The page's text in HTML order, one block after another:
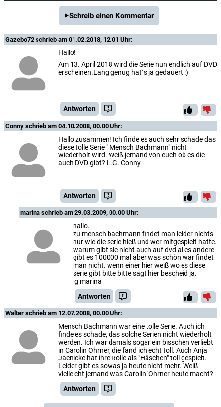
Schreib einen Kommentar
Gazebo72 schrieb am 01.02.2018, 12.01 Uhr:
Hallo!
Am 13. April 2018 wird die Serie nun endlich auf DVD
erscheinen.Lang genug hat´s ja gedauert :)
Antworten
Conny schrieb am 04.10.2008, 00.00 Uhr:
Hallo zusammen! Ich finde es auch sehr schade das
diese tolle Serie " Mensch Bachmann" nicht
wiederholt wird. Weiß jemand von euch ob es die
auch DVD gibt? L.G. Conny
Antworten
marina schrieb am 29.03.2009, 00.00 Uhr:
hallo.
zu mensch bachmann findet man leider nichts
nur wie die serie hieß und wer mitgespielt hatte.
warum gibt sie nicht auch auf dvd alles andere
gibt es 100000 mal aber was schön war findet
man nicht. wenn einer hier weiß wo es diese
serie gibt bitte bitte sagt hier bescheid ja.
lg marina
Antworten
Walter schrieb am 12.07.2008, 00.00 Uhr:
Mensch Bachmann war eine tolle Serie. Auch ich
finde es schade, das solche Serien nicht wiederholt
werden. Ich war damals sogar ein bisschen verliebt
in Carolin Ohrner, die fand ich echt toll. Auch Anja
Jaenicke hat ihre Rolle als "Häschen" toll gespielt.
Leider gibt es sowas ja heute nicht mehr. Weiß
vielleicht jemand was Carolin 'Ohrner heute macht?
Antworten